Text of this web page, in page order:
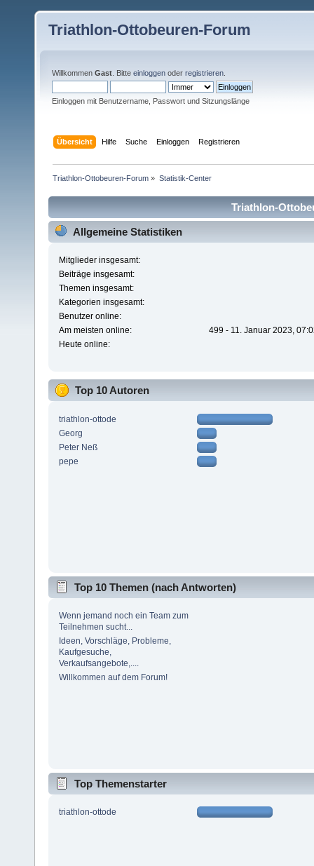
Triathlon-Ottobeuren-Forum
Willkommen Gast . Bitte einloggen oder registrieren
Einloggen mit Benutzername, Passwort und Sitzungslänge
Übersicht Hilfe Suche Einloggen Registrieren
Triathlon-Ottobeuren-Forum » Statistik-Center
Triathlon-
Allgemeine Statistiken
Mitglieder insgesamt:
Beiträge insgesamt:
Themen insgesamt:
Kategorien insgesamt:
Benutzer online:
Am meisten online:
499 - 11. Januar 2023,
Heute online:
Top 10 Autoren
triathlon-ottode
Georg
Peter Neß
pepe
Top 10 Themen (nach Antworten)
Wenn jemand noch ein Team zum
Teilnehmen sucht...
Ideen, Vorschläge, Probleme,
Kaufgesuche,
Verkaufsangebote,....
Willkommen auf dem Forum!
Top Themenstarter
triathlon-ottode